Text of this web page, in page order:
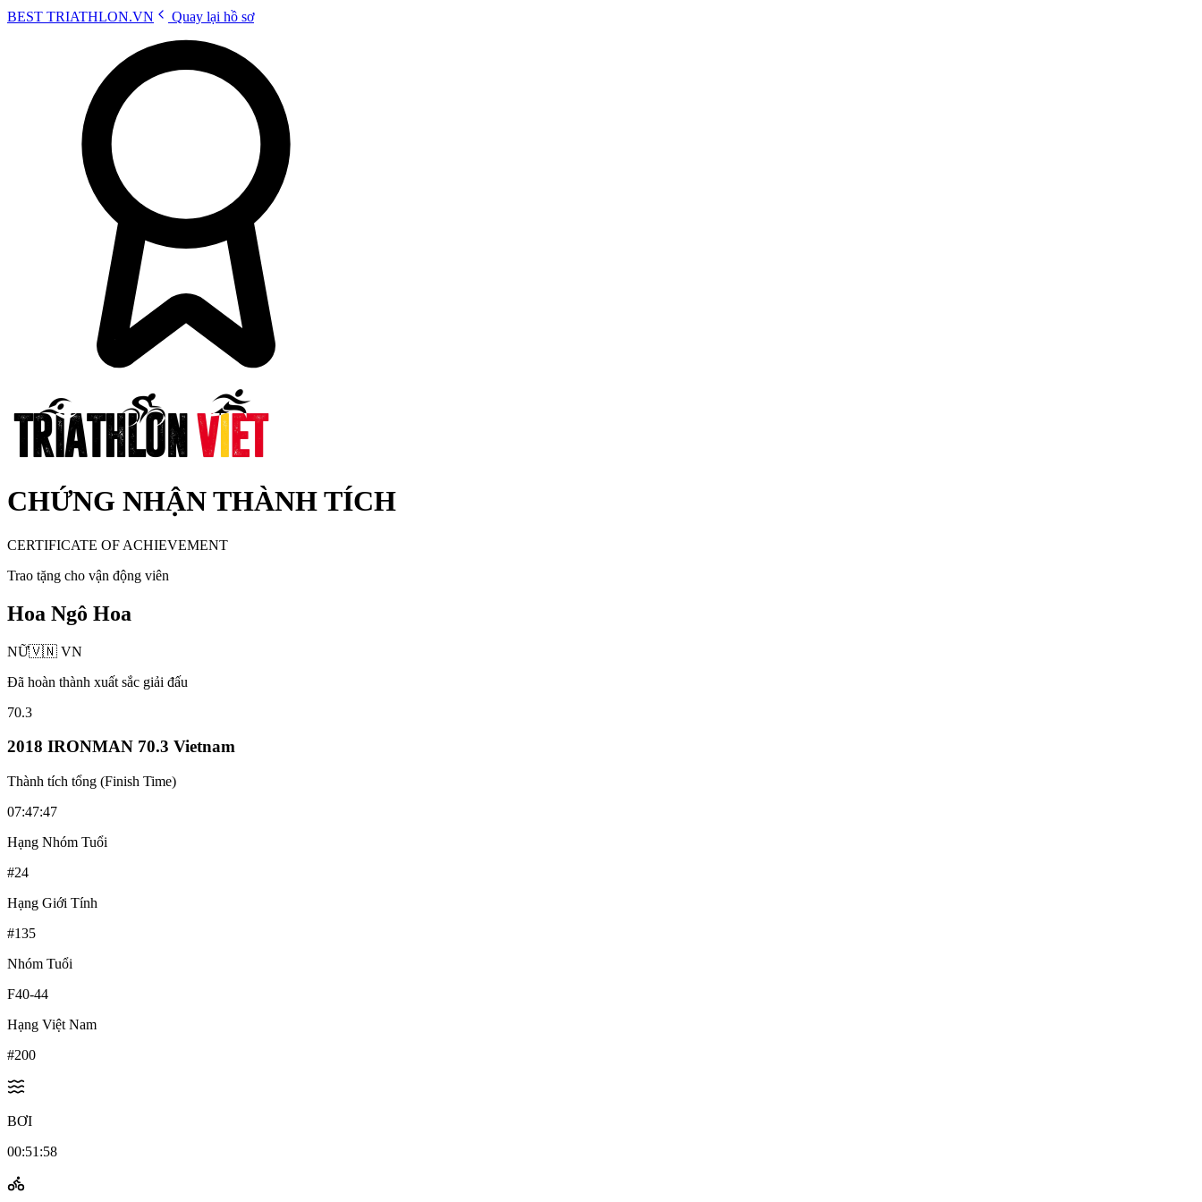
BEST TRIATHLON.VN Quay lại hồ sơ
CHỨNG NHẬN THÀNH TÍCH
CERTIFICATE OF ACHIEVEMENT
Trao tặng cho vận động viên
Hoa Ngô Hoa
NỮ🇻🇳 VN
Đã hoàn thành xuất sắc giải đấu
70.3
2018 IRONMAN 70.3 Vietnam
Thành tích tổng (Finish Time)
07:47:47
Hạng Nhóm Tuổi
#24
Hạng Giới Tính
#135
Nhóm Tuổi
F40-44
Hạng Việt Nam
#200
BƠI
00:51:58